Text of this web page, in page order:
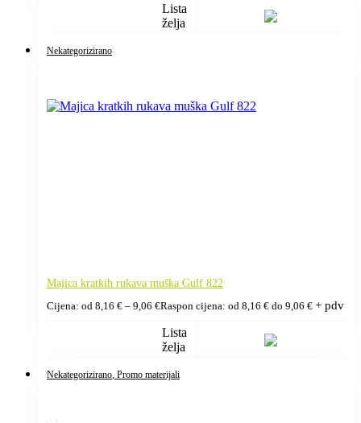
Lista
želja
Nekategorizirano
Majica kratkih rukava muška Gulf 822
Cijena: od 8,16 € – 9,06 €Raspon cijena: od 8,16 € do 9,06 € + pdv
Lista
želja
Nekategorizirano , Promo materijali